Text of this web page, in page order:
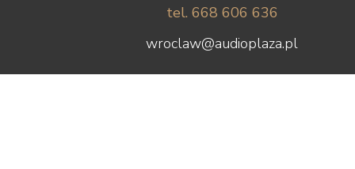
tel. 668 606 636
wroclaw@audioplaza.pl